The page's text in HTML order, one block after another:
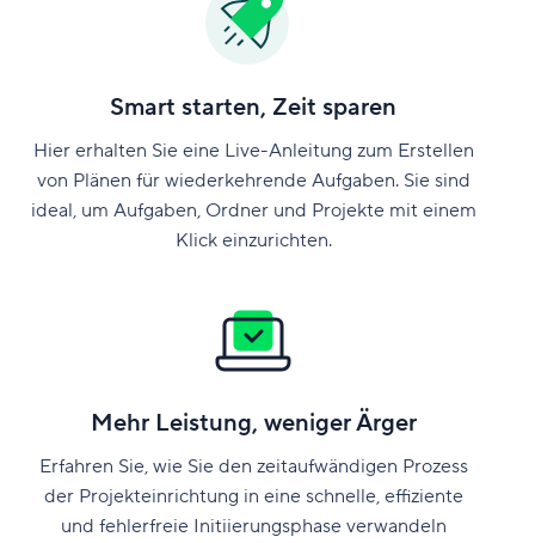
Smart starten, Zeit sparen
Hier erhalten Sie eine Live-Anleitung zum Erstellen
von Plänen für wiederkehrende Aufgaben. Sie sind
ideal, um Aufgaben, Ordner und Projekte mit einem
Klick einzurichten.
Mehr Leistung, weniger Ärger
Erfahren Sie, wie Sie den zeitaufwändigen Prozess
der Projekteinrichtung in eine schnelle, effiziente
und fehlerfreie Initiierungsphase verwandeln